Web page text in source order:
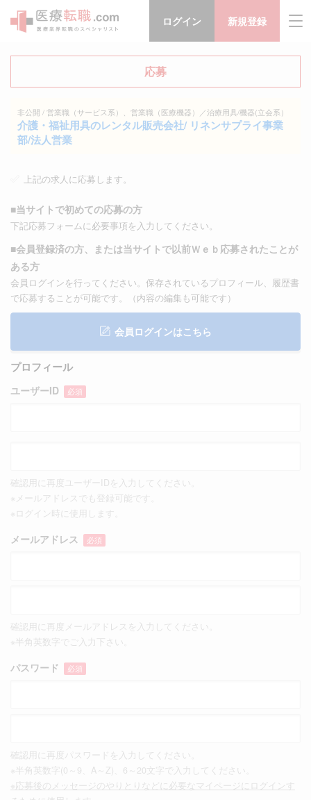
ログイン 新規登録
応募
非公開 / 営業職（サービス系）、営業職（医療機器）／治療用具/機器(立会系）
介護・福祉用具のレンタル販売会社/ リネンサプライ事業
部/法人営業
上記の求人に応募します。
■当サイトで初めての応募の方
下記応募フォームに必要事項を入力してください。
■会員登録済の方、または当サイトで以前Ｗｅｂ応募されたことが
ある方
会員ログインを行ってください。保存されているプロフィール、履歴書
で応募することが可能です。（内容の編集も可能です）
会員ログインはこちら
プロフィール
ユーザーID 必須
確認用に再度ユーザーIDを入力してください。
※メールアドレスでも登録可能です。
※ログイン時に使用します。
メールアドレス 必須
確認用に再度メールアドレスを入力してください。
※半角英数字でご入力下さい。
パスワード 必須
確認用に再度パスワードを入力してください。
※半角英数字(0～9、A～Z)、6～20文字で入力してください。
※応募後のメッセージのやりとりなどに必要なマイページにログインす